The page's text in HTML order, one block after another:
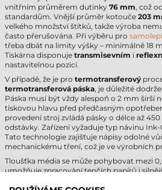
vnitřním průměrem dutinky 76 mm, což
standardům. Vnější průměr kotouče 203
velkého množství štítků, takže výroba
často přerušována. Při výběru pro
třeba dbát na limity výšky – minimálně 18
Tiskárna disponuje transmisevním i
nastavitelnou pozicí.
V případě, že je pro termotransferový
termotransferová páska, je důležité
Páska musí být vždy alespoň o 2 mm širší
tiskovou hlavu před předčasným
provedení stroj zvládá pásky o délce až
odstávky. Zařízení vyžaduje typ návinu
Tato technologie zajišťuje nápisy odolné
mechanickému tření, což je ve výrobních
Tloušťka média se může pohybovat mezi
umožňuje zpracování tenčích papírů i